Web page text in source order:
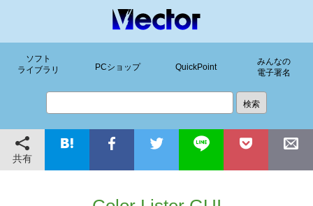
ソフト
ライブラリ
PCショップ QuickPoint
みんなの
電子署名
共有